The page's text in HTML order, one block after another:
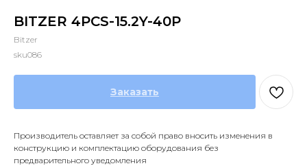
BITZER 4PCS-15.2Y-40P
Bitzer
sku086
Заказать
Производитель оставляет за собой право вносить изменения в
конструкцию и комплектацию оборудования без
предварительного уведомления